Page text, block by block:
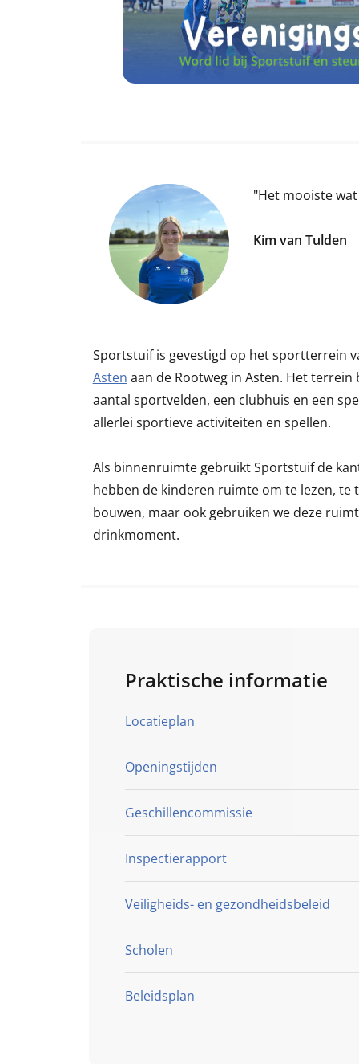
"Het mooiste
Kim van Tulden
Sportstuif is gevestigd op het sportterrein
Asten aan de Rootweg in Asten. Het terrein
aantal sportvelden, een clubhuis en een
allerlei sportieve activiteiten en spellen.
Als binnenruimte gebruikt Sportstuif de
hebben de kinderen ruimte om te lezen, te
bouwen, maar ook gebruiken we deze
drinkmoment.
Praktische informatie
Locatieplan
Klik hier
Openingstijden
Geschillencommissie
Klik hier
Inspectierapport
Veiligheids- en gezondheidsbeleid
Scholen
Beleidsplan